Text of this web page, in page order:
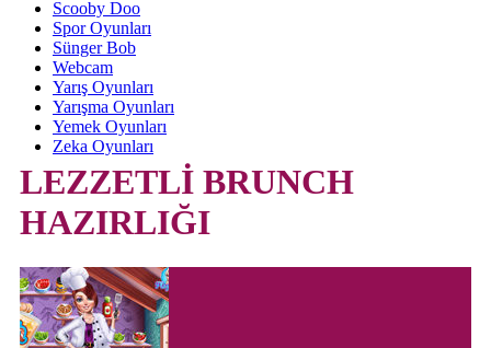
Scooby Doo
Spor Oyunları
Sünger Bob
Webcam
Yarış Oyunları
Yarışma Oyunları
Yemek Oyunları
Zeka Oyunları
LEZZETLİ BRUNCH
HAZIRLIĞI